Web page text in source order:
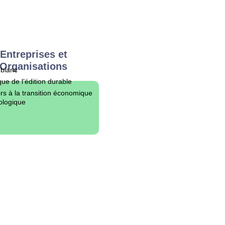
Entreprises et
Organisations
de l’édition durable
à la transition économique